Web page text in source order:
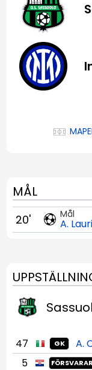
Serie A
MÅL
Mål
A.
20'
47 GK
A.
5